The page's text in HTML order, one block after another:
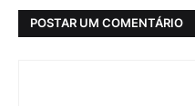
POSTAR UM COMENTÁRIO